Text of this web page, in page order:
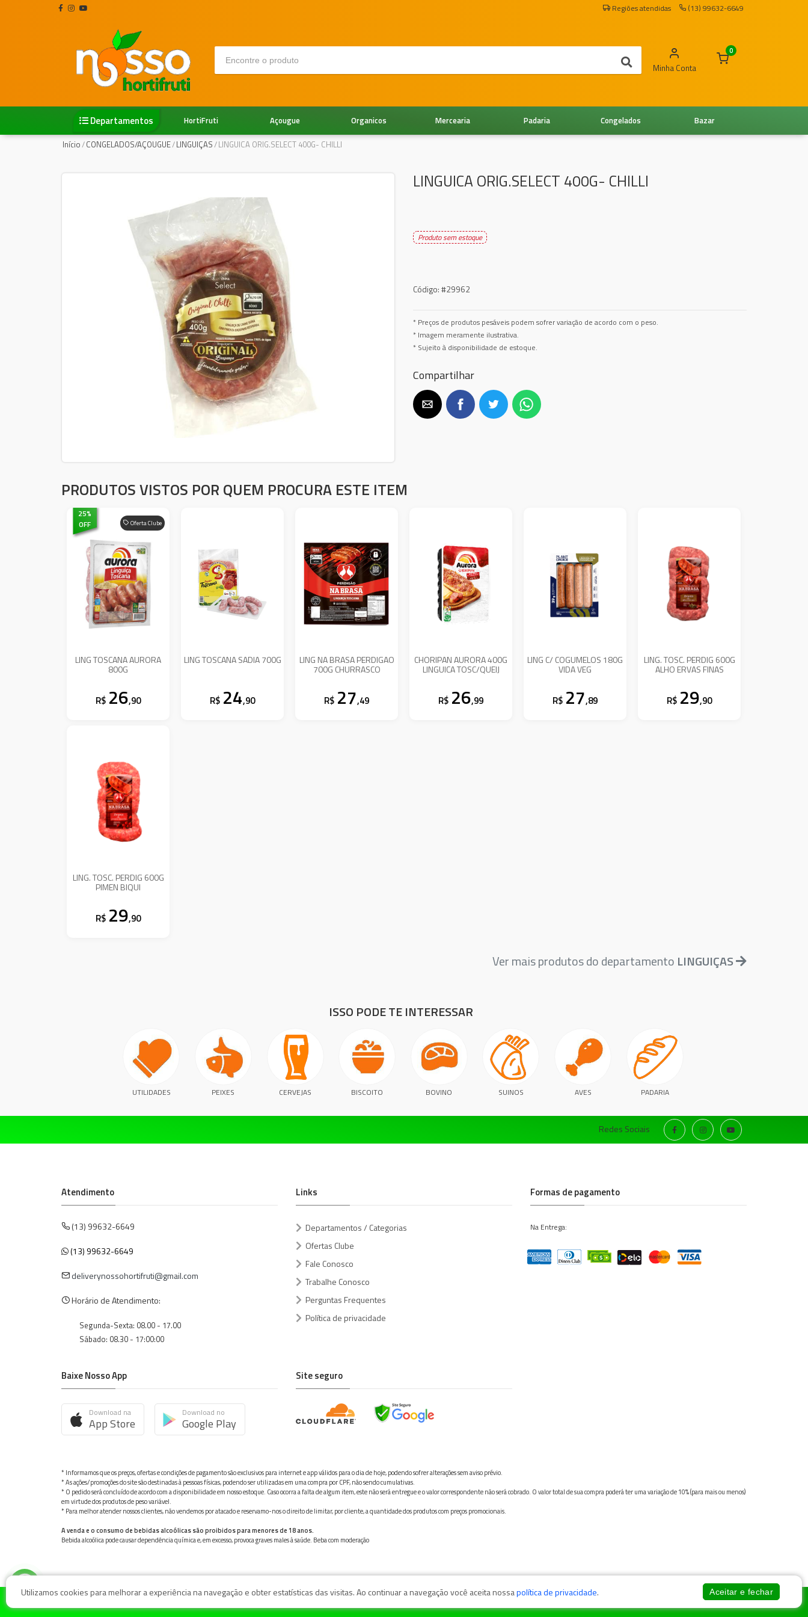
Regiões atendidas (13) 99632-6649
Minha Conta
0
Departamentos Bazar
Congelados
Padaria
Mercearia
Organicos
Açougue
HortiFruti
Início/CONGELADOS/AÇOUGUE/LINGUIÇAS/LINGUICA ORIG.SELECT 400G- CHILLI
LINGUICA ORIG.SELECT 400G- CHILLI
Produto sem estoque
Código:#29962
* Preços de produtos pesáveis podem sofrer variação de acordo com o peso.
* Imagem meramente ilustrativa.
* Sujeito à disponibilidade de estoque.
Compartilhar
PRODUTOS VISTOS POR QUEM PROCURA ESTE ITEM
Oferta Clube
25%
OFF
LING TOSCANA AURORA
800G
R$ 26,90
LING TOSCANA SADIA 700G
R$ 24,90
LING NA BRASA PERDIGAO
700G CHURRASCO
R$ 27,49
CHORIPAN AURORA 400G
LINGUICA TOSC/QUEIJ
R$ 26,99
LING C/ COGUMELOS 180G
VIDA VEG
R$ 27,89
LING. TOSC. PERDIG 600G
ALHO ERVAS FINAS
R$ 29,90
LING. TOSC. PERDIG 600G
PIMEN BIQUI
R$ 29,90
Ver mais produtos do departamento LINGUIÇAS
ISSO PODE TE INTERESSAR
UTILIDADES PEIXES CERVEJAS BISCOITO BOVINO SUINOS AVES PADARIA
Redes Sociais
Atendimento
(13) 99632-6649
(13) 99632-6649
deliverynossohortifruti@gmail.com
Horário de Atendimento:
Segunda-Sexta: 08.00 - 17.00
Sábado: 08.30 - 17:00:00
Links
Departamentos / Categorias
Ofertas Clube
Fale Conosco
Trabalhe Conosco
Perguntas Frequentes
Política de privacidade
Formas de pagamento
Na Entrega:
Baixe Nosso App
Download na
App Store
Download no
Google Play
Site seguro
* Informamos que os preços, ofertas e condições de pagamento são exclusivos para internet e app válidos para o dia de hoje, podendo sofrer alterações sem aviso prévio.
* As ações/promoções do site são destinadas à pessoas físicas, podendo ser utilizadas em uma compra por CPF, não sendo cumulativas.
* O pedido será concluído de acordo com a disponibilidade em nosso estoque. Caso ocorra a falta de algum item, este não será entregue e o valor correspondente não será cobrado. O valor total de sua compra poderá ter uma variação de 10% (para mais ou menos)
em virtude dos produtos de peso variável.
* Para melhor atender nossos clientes, não vendemos por atacado e reservamo-nos o direito de limitar, por cliente, a quantidade dos produtos com preços promocionais.
A venda e o consumo de bebidas alcoólicas são proibidos para menores de 18 anos.
Bebida alcoólica pode causar dependência química e, em excesso, provoca graves males à saúde. Beba com moderação
Utilizamos cookies para melhorar a experiência na navegação e obter estatísticas das visitas. Ao continuar a navegação você aceita nossapolítica de privacidade. Aceitar e fechar